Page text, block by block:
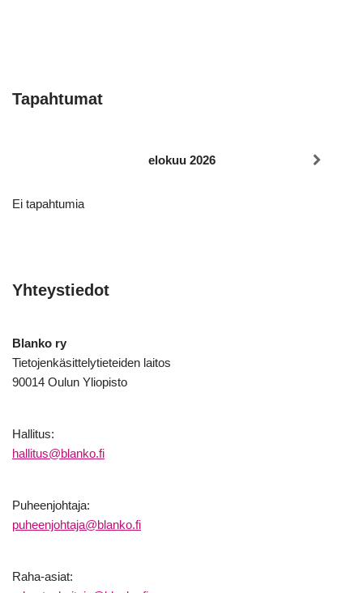
Tapahtumat
elokuu 2026
Ei tapahtumia
Yhteystiedot
Blanko ry
Tietojenkäsittelytieteiden laitos
90014 Oulun Yliopisto
Hallitus:
hallitus@blanko.fi
Puheenjohtaja:
puheenjohtaja@blanko.fi
Raha-asiat: